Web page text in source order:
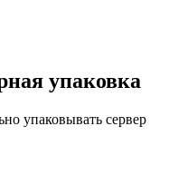
упаковка
упаковывать сервер